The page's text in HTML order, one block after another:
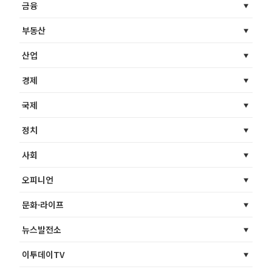
금융
부동산
산업
경제
국제
정치
사회
오피니언
문화·라이프
뉴스발전소
이투데이TV